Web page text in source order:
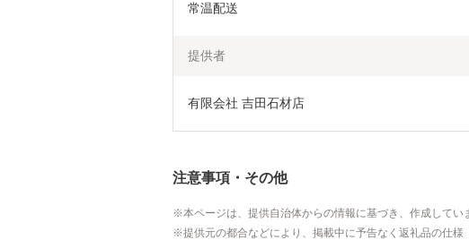
常温配送
提供者
有限会社 吉田石材店
注意事項・その他
本ページは、提供自治体からの情報に基づき、作成してい
提供元の都合などにより、掲載中に予告なく返礼品の仕